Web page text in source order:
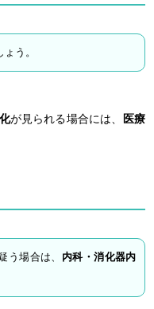
う。
が見られる場合には、
医療
う場合は、 内科・消化器内